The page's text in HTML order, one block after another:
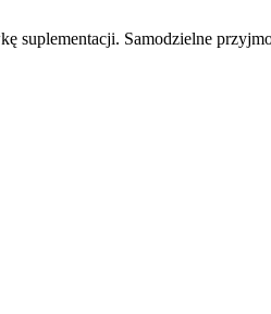
suplementacji. Samodzielne